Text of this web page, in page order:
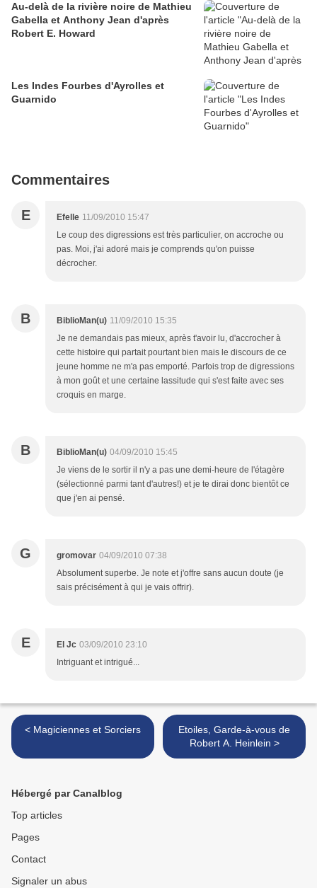
Au-delà de la rivière noire de Mathieu
Gabella et Anthony Jean d'après
Robert E. Howard
Les Indes Fourbes d'Ayrolles et
Guarnido
Commentaires
E Efelle 11/09/2010 15:47
Le coup des digressions est très particulier, on accroche ou
pas. Moi, j'ai adoré mais je comprends qu'on puisse
décrocher.
B BiblioMan(u) 11/09/2010 15:35
Je ne demandais pas mieux, après t'avoir lu, d'accrocher à
cette histoire qui partait pourtant bien mais le discours de ce
jeune homme ne m'a pas emporté. Parfois trop de digressions
à mon goût et une certaine lassitude qui s'est faite avec ses
croquis en marge.
B BiblioMan(u) 04/09/2010 15:45
Je viens de le sortir il n'y a pas une demi-heure de l'étagère
(sélectionné parmi tant d'autres!) et je te dirai donc bientôt ce
que j'en ai pensé.
G gromovar 04/09/2010 07:38
Absolument superbe. Je note et j'offre sans aucun doute (je
sais précisément à qui je vais offrir).
E El Jc 03/09/2010 23:10
Intriguant et intrigué...
< Magiciennes et Sorciers
Etoiles, Garde-à-vous de
Robert A. Heinlein >
Hébergé par Canalblog
Top articles
Pages
Contact
Signaler un abus